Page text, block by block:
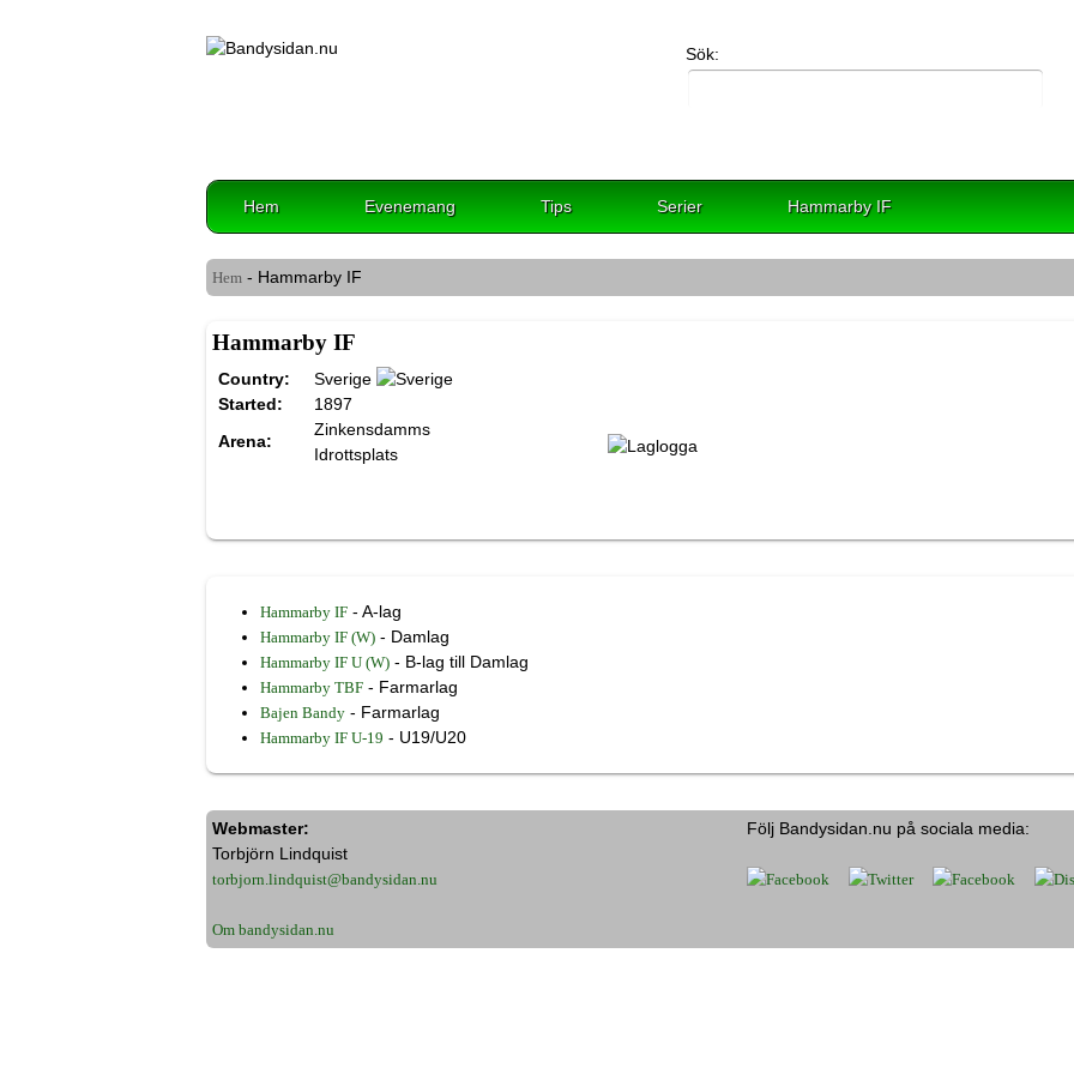
Sök:
Hem Evenemang Tips Serier Hammarby IF
Hem - Hammarby IF
Hammarby IF
Country:
Sverige
Started:
1897
Arena:
Zinkensdamms
Idrottsplats
Hammarby IF - A-lag
Hammarby IF (W) - Damlag
Hammarby IF U (W) - B-lag till Damlag
Hammarby TBF - Farmarlag
Bajen Bandy - Farmarlag
Hammarby IF U-19 - U19/U20
Webmaster:
Torbjörn Lindquist
torbjorn.lindquist@bandysidan.nu
Om bandysidan.nu
Följ Bandysidan.nu på sociala media: